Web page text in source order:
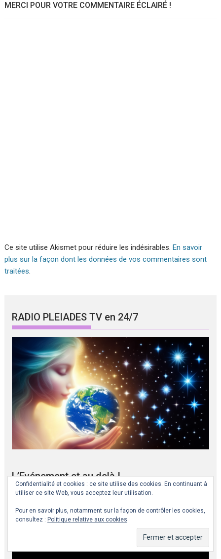
MERCI POUR VOTRE COMMENTAIRE ÉCLAIRÉ !
Ce site utilise Akismet pour réduire les indésirables. En savoir
plus sur la façon dont les données de vos commentaires sont
traitées.
RADIO PLEIADES TV en 24/7
L’Evénement et au delà !
vidéo
Confidentialité et cookies : ce site utilise des cookies. En continuant à
utiliser ce site Web, vous acceptez leur utilisation.
Pour en savoir plus, notamment sur la façon de contrôler les cookies,
consultez : Politique relative aux cookies